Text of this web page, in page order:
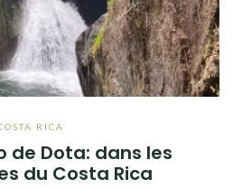
RICA
de Dota: dans les
du Costa Rica